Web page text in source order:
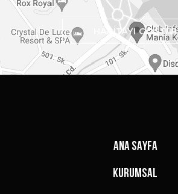
HARİTAYI GÖSTER
ANA SAYFA
KURUMSAL